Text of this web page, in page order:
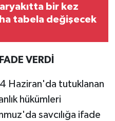
bir kez
tabela değişecek
VERDİ
Haziran'da tutuklanan
hükümleri
savcılığa ifade